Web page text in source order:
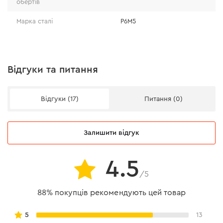
геометрію отвору.
Особливості роботи
обертів
Марка сталі Р6М5
Відгуки та питання
Відгуки (17) Питання (0)
Залишити відгук
4.5 /5
88% покупців рекомендують цей товар
5 13